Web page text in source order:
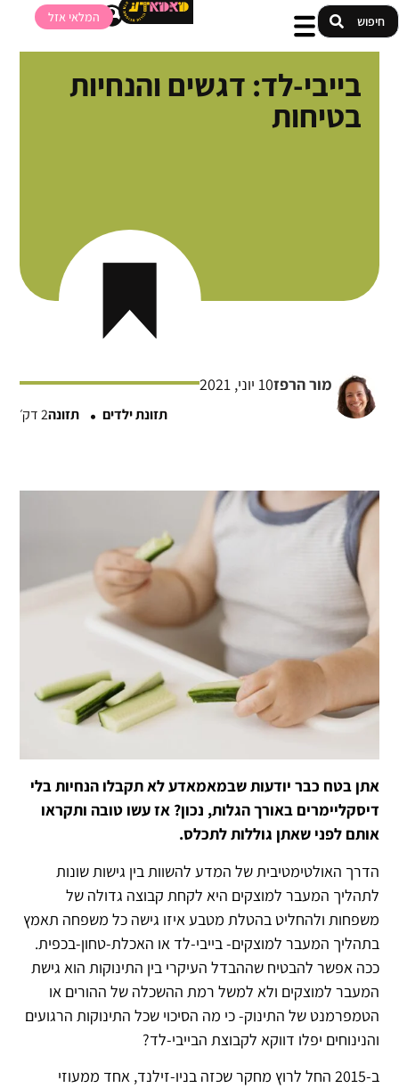
המלאי אזל
בייבי-לד: דגשים והנחיות
בטיחות
2 דק׳ תזונת ילדים · תזונה
10 יוני, 2021מור הרפז
אתן בטח כבר יודעות שבמאמאדע לא תקבלו הנחיות בלי
דיסקליימרים באורך הגלות, נכון? אז עשו טובה ותקראו
אותם לפני שאתן גוללות לתכלס.
הדרך האולטימטיבית של המדע להשוות בין גישות שונות
לתהליך המעבר למוצקים היא לקחת קבוצה גדולה של
משפחות ולהחליט בהטלת מטבע איזו גישה כל משפחה תאמץ
בתהליך המעבר למוצקים- בייבי-לד או האכלת-טחון-בכפית.
ככה אפשר להבטיח שההבדל העיקרי בין התינוקות הוא גישת
המעבר למוצקים ולא למשל רמת ההשכלה של ההורים או
הטמפרמנט של התינוק- כי מה הסיכוי שכל התינוקות הרגועים
והנינוחים יפלו דווקא לקבוצת הבייבי-לד?
ב-2015 החל לרוץ מחקר שכזה בניו-זילנד, אחד ממעוזי